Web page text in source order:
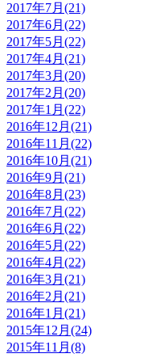
2017年7月(21)
2017年6月(22)
2017年5月(22)
2017年4月(21)
2017年3月(20)
2017年2月(20)
2017年1月(22)
2016年12月(21)
2016年11月(22)
2016年10月(21)
2016年9月(21)
2016年8月(23)
2016年7月(22)
2016年6月(22)
2016年5月(22)
2016年4月(22)
2016年3月(21)
2016年2月(21)
2016年1月(21)
2015年12月(24)
2015年11月(8)